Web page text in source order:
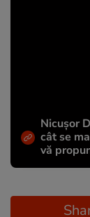
Nicușor
cât se
vă